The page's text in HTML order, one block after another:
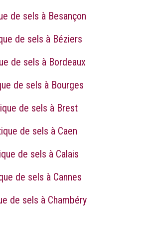
de sels à Besançon
de sels à Béziers
de sels à Bordeaux
de sels à Bourges
de sels à Brest
de sels à Caen
de sels à Calais
de sels à Cannes
de sels à Chambéry